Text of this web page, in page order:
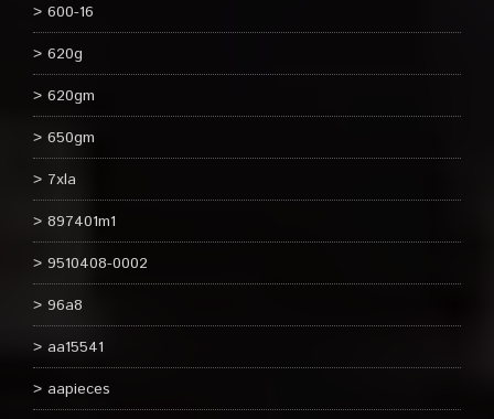
600-16
620g
620gm
650gm
7xla
897401m1
9510408-0002
96a8
aa15541
aapieces